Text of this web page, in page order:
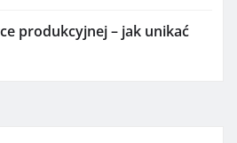
produkcyjnej – jak unikać